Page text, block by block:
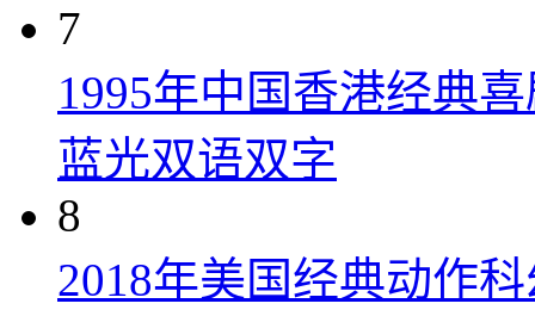
7
1995年中国香港经典
蓝光双语双字
8
2018年美国经典动作